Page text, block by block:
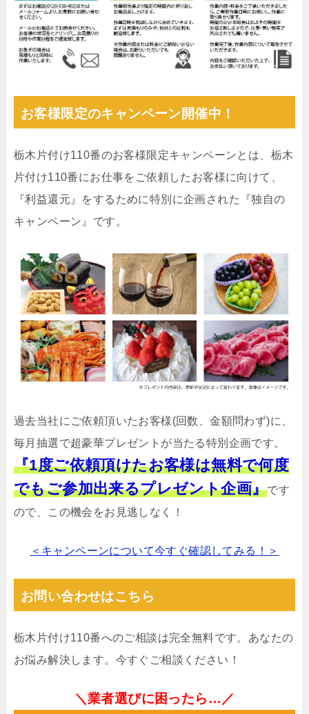
お客様限定のキャンペーン開催中！
栃木片付け110番のお客様限定キャンペーンとは、栃木
片付け110番にお仕事をご依頼したお客様に向けて、
『利益還元』をするために特別に企画された『独自の
キャンペーン』です。
過去当社にご依頼頂いたお客様(回数、金額問わず)に、
毎月抽選で超豪華プレゼントが当たる特別企画です。
『1度ご依頼頂けたお客様は無料で何度
でもご参加出来るプレゼント企画』です
ので、この機会をお見逃しなく！
＜キャンペーンについて今すぐ確認してみる！＞
お問い合わせはこちら
栃木片付け110番へのご相談は完全無料です。あなたの
お悩み解決します。今すぐご相談ください！
＼業者選びに困ったら…／